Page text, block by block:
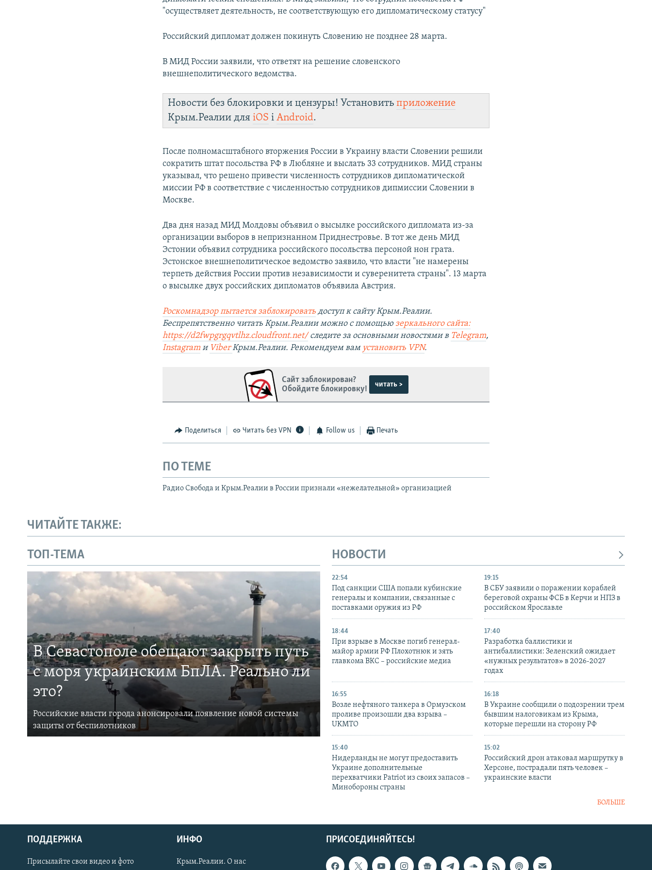
Українською
"осуществляет деятельность, не соответствующую его дипломатическому статусу"
Российский дипломат должен покинуть Словению не позднее 28 марта.
В МИД России заявили, что ответят на решение словенского
внешнеполитического ведомства.
Новости без блокировки и цензуры! Установитьприложение
Крым.Реалии дляiOS іAndroid.
После полномасштабного вторжения России в Украину власти Словении решили
сократить штат посольства РФ в Любляне и выслать 33 сотрудников. МИД страны
указывал, что решено привести численность сотрудников дипломатической
миссии РФ в соответствие с численностью сотрудников дипмиссии Словении в
Москве.
Два дня назад МИД Молдовы объявил о высылке российского дипломата из-за
организации выборов в непризнанном Приднестровье. В тот же день МИД
Эстонии объявил сотрудника российского посольства персоной нон грата.
Эстонское внешнеполитическое ведомство заявило, что власти "не намерены
терпеть действия России против независимости и суверенитета страны". 13 марта
о высылке двух российских дипломатов объявила Австрия.
Роскомнадзор пытается заблокировать доступ к сайту Крым.Реалии.
Беспрепятственно читать Крым.Реалии можно с помощьюзеркального сайта:
https://d2fwpgrgqvtlhz.cloudfront.net/следите за основными новостями в Telegram,
Instagram и ViberКрым.Реалии. Рекомендуем вам установить VPN.
Сайт заблокирован?
Обойдите блокировку!
читать >
Поделиться Читать без VPN Follow us Печать
ПО ТЕМЕ
Радио Свобода и Крым.Реалии в России признали «нежелательной» организацией
ЧИТАЙТЕ ТАКЖЕ:
ТОП-ТЕМА
В Севастополе обещают закрыть путь
с моря украинским БпЛА. Реально ли
это?
Российские власти города анонсировали появление новой системы
защиты от беспилотников
НОВОСТИ
22:54
Под санкции США попали кубинские
генералы и компании, связанные с
поставками оружия из РФ
19:15
В СБУ заявили о поражении кораблей
береговой охраны ФСБ в Керчи и НПЗ в
российском Ярославле
18:44
При взрыве в Москве погиб генерал-
майор армии РФ Плохотнюк и зять
главкома ВКС – российские медиа
17:40
Разработка баллистики и
антибаллистики: Зеленский ожидает
«нужных результатов» в 2026-2027
годах
16:55
Возле нефтяного танкера в Ормузском
проливе произошли два взрыва –
UKMTO
16:18
В Украине сообщили о подозрении трем
бывшим налоговикам из Крыма,
которые перешли на сторону РФ
15:40
Нидерланды не могут предоставить
Украине дополнительные
перехватчики Patriot из своих запасов –
Минобороны страны
15:02
Российский дрон атаковал маршрутку в
Херсоне, пострадали пять человек –
украинские власти
БОЛЬШЕ
ПРИСОЕДИНЯЙТЕСЬ!
ПОДДЕРЖКА
Присылайте свои видео и фото
ИНФО
Крым.Реалии. О нас